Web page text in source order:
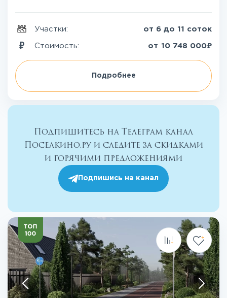
Участки: от 6 до 11 соток
Стоимость: от 10 748 000₽
Подробнее
Подпишитесь на Телеграм канал
Поселкино.ру и следите за скидками
и горячими предложениями
Подпишись на канал